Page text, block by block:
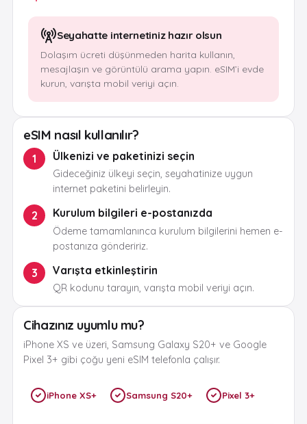
Seyahatte internetiniz hazır olsun
Dolaşım ücreti düşünmeden harita kullanın,
mesajlaşın ve görüntülü arama yapın. eSIM’i evde
kurun, varışta mobil veriyi açın.
eSIM nasıl kullanılır?
1 Ülkenizi ve paketinizi seçin
Gideceğiniz ülkeyi seçin, seyahatinize uygun
internet paketini belirleyin.
2 Kurulum bilgileri e-postanızda
Ödeme tamamlanınca kurulum bilgilerini hemen e-
postanıza göndeririz.
3 Varışta etkinleştirin
QR kodunu tarayın, varışta mobil veriyi açın.
Cihazınız uyumlu mu?
iPhone XS ve üzeri, Samsung Galaxy S20+ ve Google
Pixel 3+ gibi çoğu yeni eSIM telefonla çalışır.
iPhone XS+ Samsung S20+ Pixel 3+